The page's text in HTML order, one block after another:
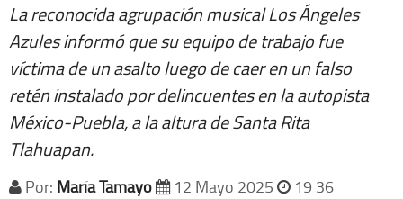
La reconocida agrupación musical Los Ángeles
Azules informó que su equipo de trabajo fue
víctima de un asalto luego de caer en un falso
retén instalado por delincuentes en la autopista
México-Puebla, a la altura de Santa Rita
Tlahuapan.
Por: María Tamayo 12 Mayo 2025 19 36